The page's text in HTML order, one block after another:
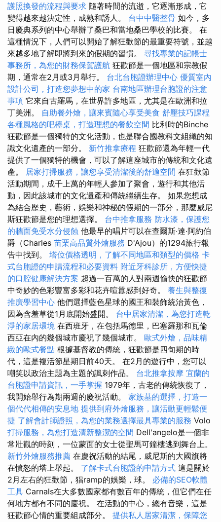
護照換發的流程與要求 隨著時間的流逝，它逐漸形成，它
變得越來越決定性，成熟和誘人。 台中中醫整骨 如今，多
日慶典系列的中心舉辦了桑巴和當地桑巴學校的比賽。 在
這種情況下，人們可以開始了解狂歡節的最重要符號，並越
來越多地了解即將到來的假期的習慣。 尋找專業的記帳士
事務所，為您的財務保駕護航 狂歡節是一個地區和宗教假
期，通常在2月或3月舉行。 台北台胞證辦理中心 優質室內
設計公司，打造您夢想中的家 台南地區辦理台胞證的注意
事項 它來自古羅馬，在世界許多地區，尤其是在歐洲和拉
丁美洲。 自助餐外燴，讓來賓隨心享受美食 舒壓技巧課程
各種風格的吧檯桌，打造理想的餐飲空間 比利時的Binche
狂歡節是一個獨特的文化活動，也是聯合國教科文組織的知
識文化遺產的一部分。 新竹推拿療程 狂歡節還為年輕一代
提供了一個獨特的機會，可以了解這座城市的傳統和文化遺
產。 居家打掃服務，讓您享受清潔後的舒適空間 在狂歡節
活動期間，成千上萬的年輕人參加了聚會，遊行和其他活
動，因此該城市的文化遺產和傳統繼續生存。 如果您想成
為結合歷史，藝術，娛樂和神秘的假期的一部分，那麼威尼
斯狂歡節是您的理想選擇。 台中推拿服務 防水漆，保護您
的牆面免受水分侵蝕 他最早的唱片可以在查爾斯·達·阿約伯
爵（Charles 苗栗高品質外燴服務 D'Ajou）的1294旅行報
告中找到。 塔位價格透明，了解不同地區和類型的價格 卡
式台胞證的申請流程和必要資料 附近牙科診所，方便快捷
的口腔健康解決方案 超過一百萬的人對兩週愉快的狂歡節
中奇妙的色彩豐富多彩和花卉喧囂感到好奇。 養生與整復
推廣學習中心 他們選擇藍色星球的國王和裝飾統治黃色，
因為含羞草從1月底開始盛開。 台中居家清潔，為您打造乾
淨的家居環境 在西班牙，在包括馬德里，巴塞羅那和瓦倫
西亞在內的幾個城市慶祝了幾個城市。 歐式外燴，品味精
緻的歐式餐點 根據基督教的傳統，狂歡節是四旬期的時
代，這是複活節星期日前40天。 在2月的遊行中，您可以
嘲笑以政治主題為主題的諷刺作品。 台北推拿按摩 宜蘭的
台胞證申請資訊，一手掌握 1979年，古老的傳統恢復了，
我開始舉行為期兩週的慶祝活動。 家族墓的選擇，打造一
個代代相傳的安息地 提供到府外燴服務，讓活動更輕鬆便
捷 了解會計師證照，為您的業務選擇最具專業的服務 Volo
打掃服務，為您打造清新整潔的空間 Dell'angelo是一個非
常壯觀的時刻，一位蒙面的女士從聖馬可鐘樓逃到舞台上。
新竹外燴服務推薦 在慶祝活動的結尾，威尼斯的大國旗將
在憤怒的塔上舉起。 了解卡式台胞證的申請方式 這是關於
2月左右的狂歡節，猖ramp的娛樂，球。 必備的SEO軟體
工具 Carnals在大多數國家都有數百年的傳統，但它們在任
何地方都有不同的慶祝。 在活動的中心，總有音樂，這是
狂歡節心情的重要組成部分。 提供私人居家清潔，保障您